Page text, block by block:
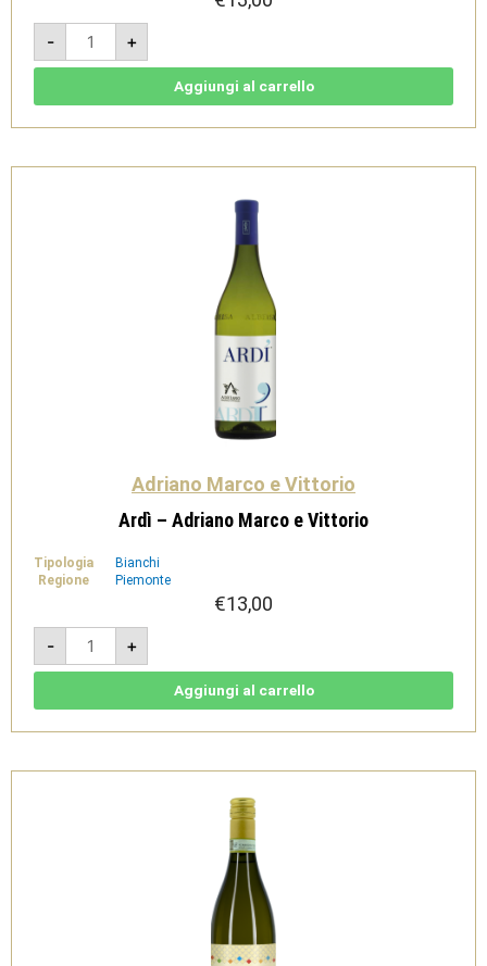
-
Renzo
Barbera
d'Alba
Marco
quantità
+
Aggiungi al carrello
Adriano Marco e Vittorio
Ardì – Adriano Marco e Vittorio
Tipologia
Bianchi
Regione
Piemonte
€13,00
-
Ardì
Adriano
Marco
+
Aggiungi al carrello